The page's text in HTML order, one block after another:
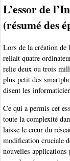
L’essor de
(résumé des
Lors de la création de
reliait quatre
relie deux ou trois
plus petit des
disent les
Ce qui a permis cet
toute la complexité
laisse le cœur du
modification cruciale
nouvelles applications